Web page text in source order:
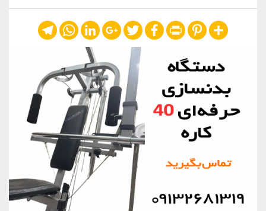
Share
Pinterest
Print
Facebook
Twitter
Google+
LinkedIn
WhatsApp
Telegram